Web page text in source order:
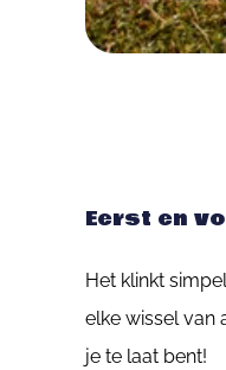
Eerst en
Het klinkt
elke wissel van
je te laat bent!